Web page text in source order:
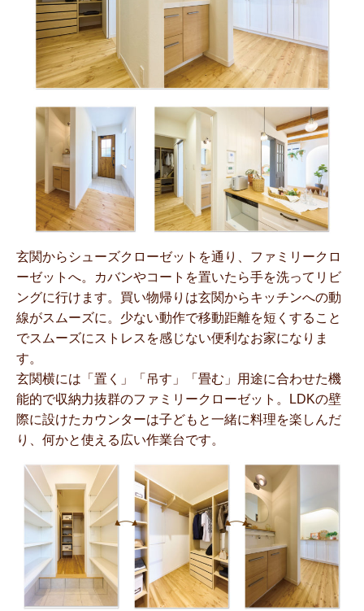
玄関からシューズクローゼットを通り、ファミリークロ
ーゼットへ。カバンやコートを置いたら手を洗ってリビ
ングに行けます。買い物帰りは玄関からキッチンへの動
線がスムーズに。少ない動作で移動距離を短くすること
でスムーズにストレスを感じない便利なお家になりま
す。
玄関横には「置く」「吊す」「畳む」用途に合わせた機
能的で収納力抜群のファミリークローゼット。LDKの壁
際に設けたカウンターは子どもと一緒に料理を楽しんだ
り、何かと使える広い作業台です。